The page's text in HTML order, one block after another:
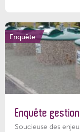
Enquête
Enquête
Soucieuse des